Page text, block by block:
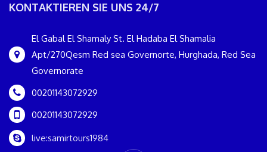
KONTAKTIEREN SIE UNS 24/7
El Gabal El Shamaly St. El Hadaba El Shamalia
Apt/270Qesm Red sea Governorte, Hurghada, Red Sea
Governorate
00201143072929
00201143072929
live:samirtours1984